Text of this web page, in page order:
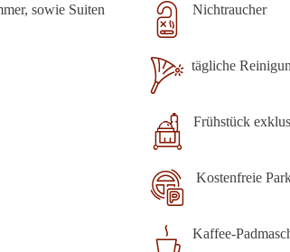
sowie Suiten Nichtraucher
tägliche
Frühstück
Kostenfreie
Kaffee-